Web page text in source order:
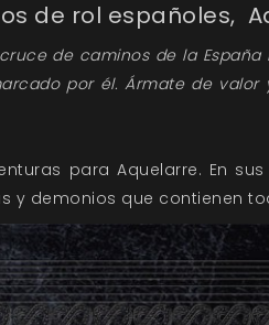
de rol españoles,
de caminos de la España
por él. Ármate de
para Aquelarre. En
y demonios que contienen